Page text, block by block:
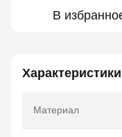
В
Характеристики
Материал